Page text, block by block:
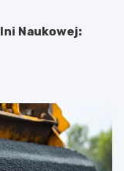
Naukowej: